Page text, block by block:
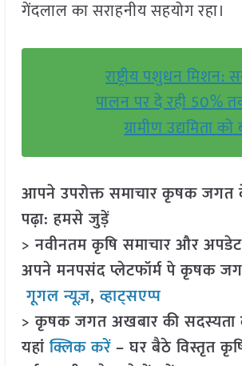
गेंदलाल का सराहनीय सहयोग रहा।
राष्ट्रीय पशुधन मिशन:
पालन पर दे रही 50%
ग्रामीण उद्यमिता
आपने उपरोक्त समाचार कृषक जगत
पढ़ा: हमसे जुड़ें
> नवीनतम कृषि समाचार और
अपने मनपसंद प्लेटफॉर्म पे कृषक
गूगल न्यूज़,व्हाट्सएप्प
> कृषक जगत अखबार की
यहांक्लिक करें– घर बैठे विस्तृत